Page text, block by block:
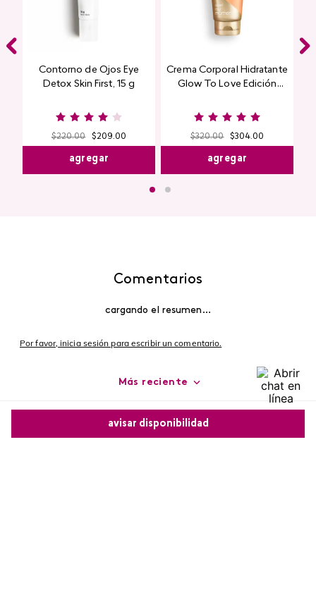
avisar disponibilidad
Contorno de Ojos Eye
Detox Skin First, 15 g
$220.00 $209.00
agregar
Crema Corporal Hidratante
Glow To Love Edición
$320.00 $304.00
agregar
Comentarios
cargando el resumen…
Por favor, inicia sesión para escribir un comentario.
Más reciente
Cargando comentarios…